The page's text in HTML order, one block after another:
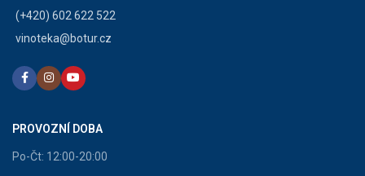
(+420) 602 622 522
vinoteka@botur.cz
PROVOZNÍ DOBA
Po-Čt: 12:00-20:00